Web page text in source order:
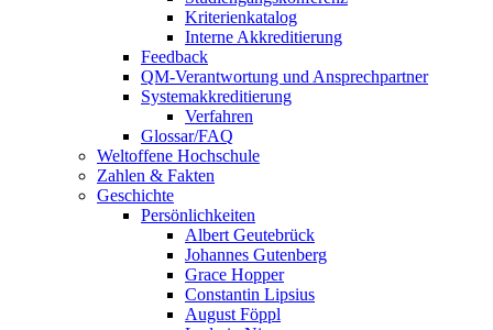
Kriterienkatalog
Interne Akkreditierung
Feedback
QM-Verantwortung und Ansprechpartner
Systemakkreditierung
Verfahren
Glossar/FAQ
Weltoffene Hochschule
Zahlen & Fakten
Geschichte
Persönlichkeiten
Albert Geutebrück
Johannes Gutenberg
Grace Hopper
Constantin Lipsius
August Föppl